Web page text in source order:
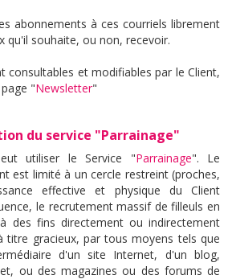
abonnements à ces courriels librement
qu'il souhaite, ou non, recevoir.
consultables et modifiables par le Client,
"Newsletter"
du service "Parrainage"
utiliser le Service "Parrainage". Le
est limité à un cercle restreint (proches,
effective et physique du Client
le recrutement massif de filleuls en
des fins directement ou indirectement
titre gracieux, par tous moyens tels que
d'un site Internet, d'un blog,
ou des magazines ou des forums de